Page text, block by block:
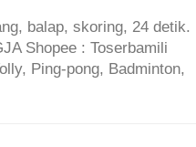
balap, skoring, 24 detik.
Shopee : Toserbamili
Ping-pong, Badminton,